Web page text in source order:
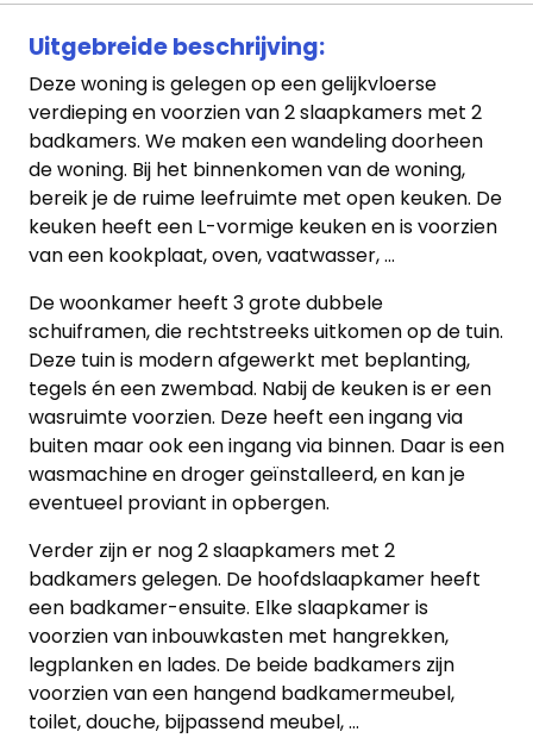
Uitgebreide beschrijving:
Deze woning is gelegen op een gelijkvloerse
verdieping en voorzien van 2 slaapkamers met 2
badkamers. We maken een wandeling doorheen
de woning. Bij het binnenkomen van de woning,
bereik je de ruime leefruimte met open keuken. De
keuken heeft een L-vormige keuken en is voorzien
van een kookplaat, oven, vaatwasser, ...
De woonkamer heeft 3 grote dubbele
schuiframen, die rechtstreeks uitkomen op de tuin.
Deze tuin is modern afgewerkt met beplanting,
tegels én een zwembad. Nabij de keuken is er een
wasruimte voorzien. Deze heeft een ingang via
buiten maar ook een ingang via binnen. Daar is een
wasmachine en droger geïnstalleerd, en kan je
eventueel proviant in opbergen.
Verder zijn er nog 2 slaapkamers met 2
badkamers gelegen. De hoofdslaapkamer heeft
een badkamer-ensuite. Elke slaapkamer is
voorzien van inbouwkasten met hangrekken,
legplanken en lades. De beide badkamers zijn
voorzien van een hangend badkamermeubel,
toilet, douche, bijpassend meubel, ...